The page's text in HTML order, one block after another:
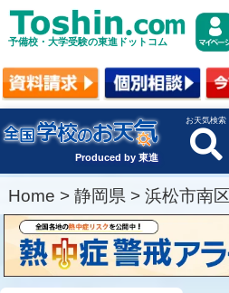
予備校・大学受験の東進ドットコム
Produced by 東進
お天気検索
Home > 静岡県 > 浜松市南区